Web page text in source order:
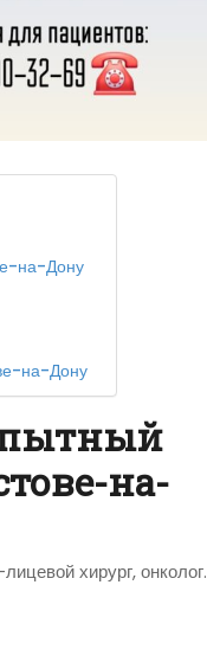
на-Дону
на-Дону
на-
хирург, онколог.